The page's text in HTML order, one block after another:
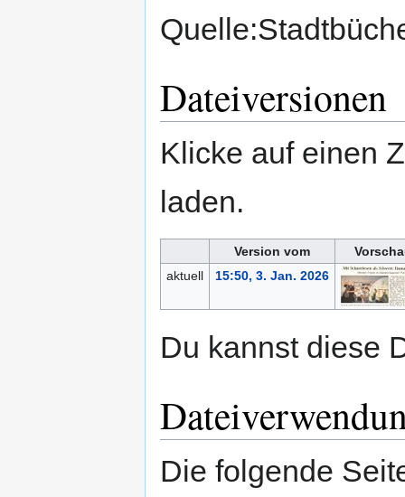
Dateiversionen
Klicke auf einen
laden.
Version vom
aktuell
15:50, 3. Jan. 2026
Du kannst diese
Die folgende